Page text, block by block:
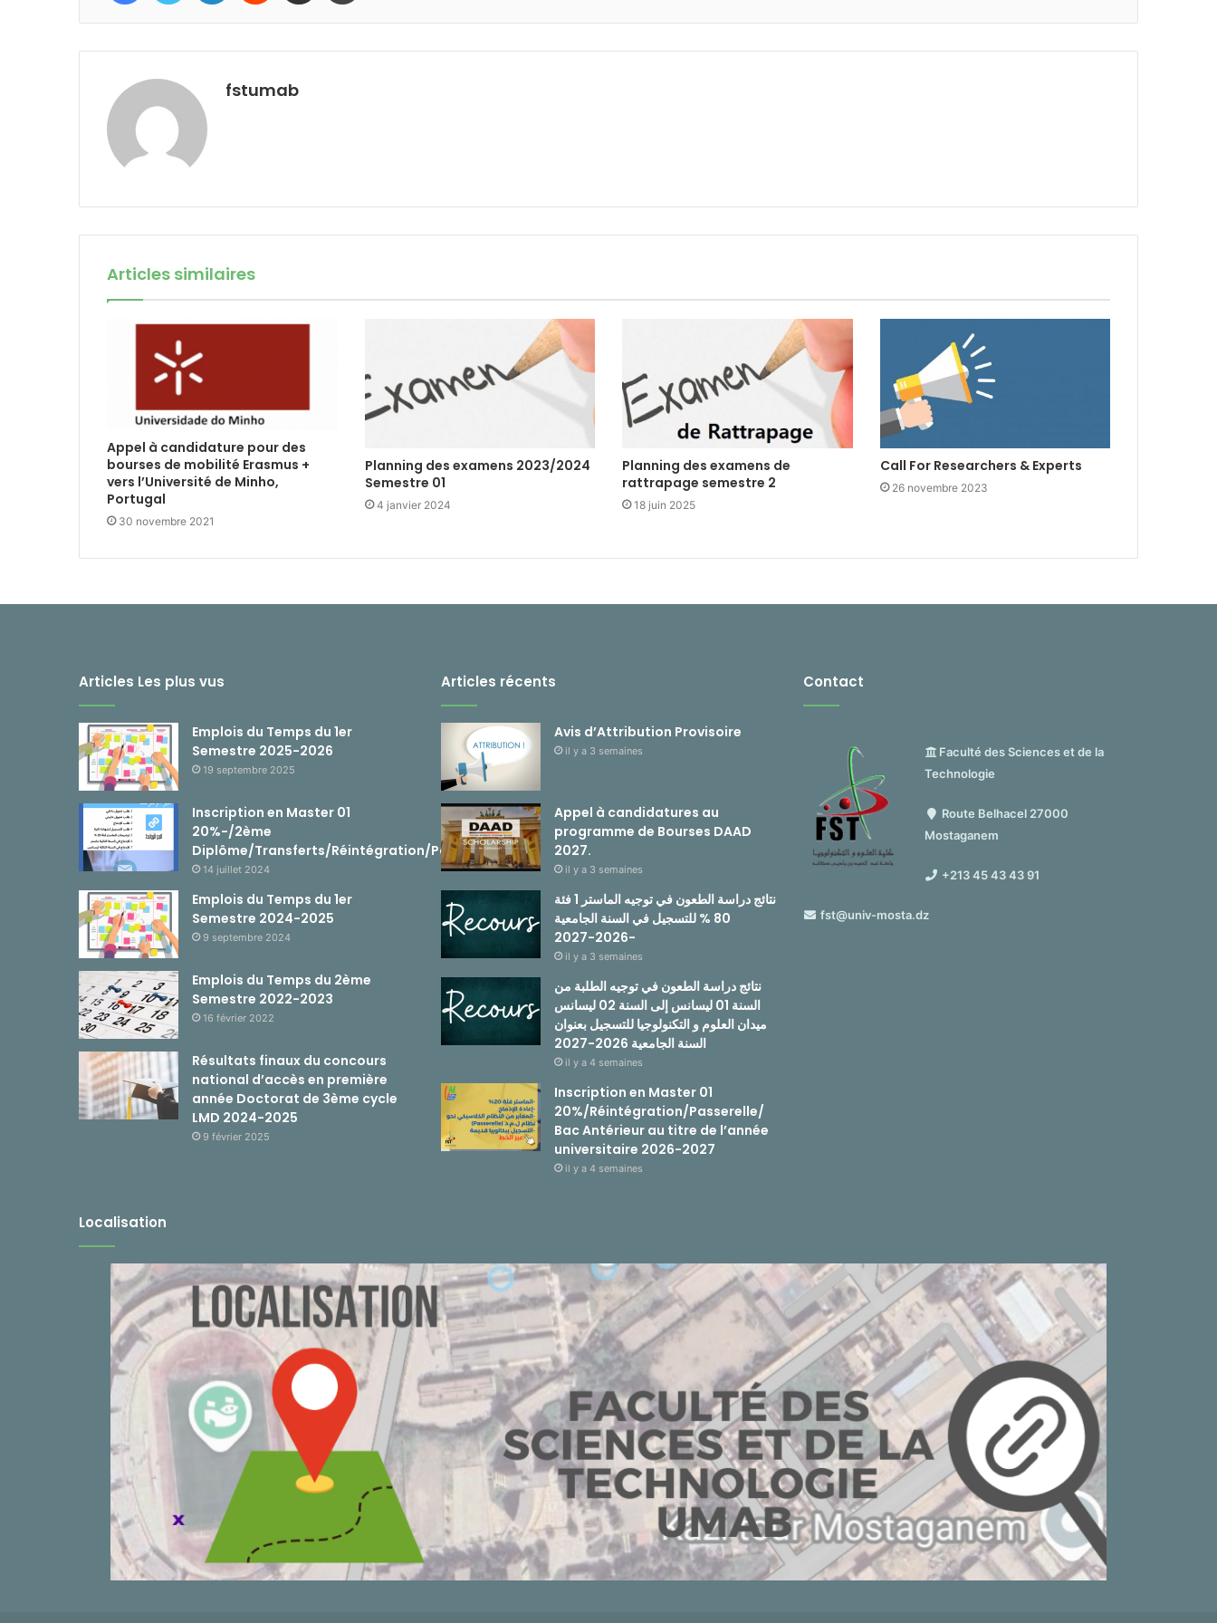
fstumab
Articles similaires
Appel à candidature pour des
bourses de mobilité Erasmus +
vers l’Université de Minho,
Portugal
30 novembre 2021
Planning des examens 2023/2024
Semestre 01
4 janvier 2024
Planning des examens de
rattrapage semestre 2
18 juin 2025
Call For Researchers & Experts
26 novembre 2023
Articles Les plus vus
Emplois du Temps du 1er
Semestre 2025-2026
19 septembre 2025
Inscription en Master 01
20%-/2ème
Diplôme/Transferts/Réintégration/Passerelle
14 juillet 2024
Emplois du Temps du 1er
Semestre 2024-2025
9 septembre 2024
Emplois du Temps du 2ème
Semestre 2022-2023
16 février 2022
Résultats finaux du concours
national d’accès en première
année Doctorat de 3ème cycle
LMD 2024-2025
9 février 2025
Articles récents
Avis d’Attribution Provisoire
il y a 3 semaines
Appel à candidatures au
programme de Bourses DAAD
2027.
il y a 3 semaines
نتائج دراسة الطعون في توجيه الماستر 1 فئة
80 % للتسجيل في السنة الجامعية
-2026-2027
il y a 3 semaines
نتائج دراسة الطعون في توجيه الطلبة من
السنة 01 ليسانس إلى السنة 02 ليسانس
ميدان العلوم و التكنولوجيا للتسجيل بعنوان
السنة الجامعية 2026-2027
il y a 4 semaines
Inscription en Master 01
20%/Réintégration/Passerelle/
Bac Antérieur au titre de l’année
universitaire 2026-2027
il y a 4 semaines
Contact
Faculté des Sciences et de la
Technologie
Route Belhacel 27000
Mostaganem
+213 45 43 43 91
fst@univ-mosta.dz
Localisation